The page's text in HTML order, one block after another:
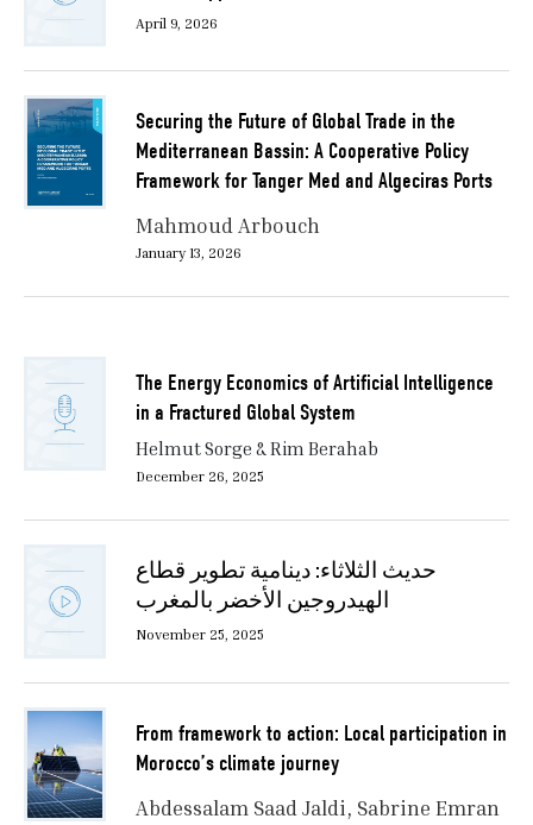
April 9, 2026
Securing the Future of Global Trade in the
Mediterranean Bassin: A Cooperative Policy
Framework for Tanger Med and Algeciras Ports
Mahmoud Arbouch
January 13, 2026
The Energy Economics of Artificial Intelligence
in a Fractured Global System
Helmut Sorge & Rim Berahab
December 26, 2025
حديث الثلاثاء: دينامية تطوير قطاع
الهيدروجين الأخضر بالمغرب
November 25, 2025
From framework to action: Local participation in
Morocco’s climate journey
Abdessalam Saad Jaldi Sabrine Emran